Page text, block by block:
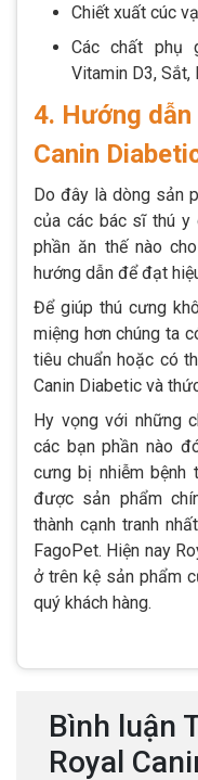
Chiết xuất cúc
Các chất phụ
Vitamin D3, Sắt,
4. Hướng
Canin
Do đây là dòng sản
của các bác sĩ thú y
phần ăn thế nào
hướng dẫn để đạt
Để giúp thú cưng
miệng hơn chúng ta
tiêu chuẩn hoặc có
Canin Diabetic và
Hy vọng với những
các bạn phần nào
cưng bị nhiễm bệnh
được sản phẩm
thành cạnh tranh
FagoPet. Hiện nay
ở trên kệ sản phẩm
quý khách hàng.
Bình luận
Royal